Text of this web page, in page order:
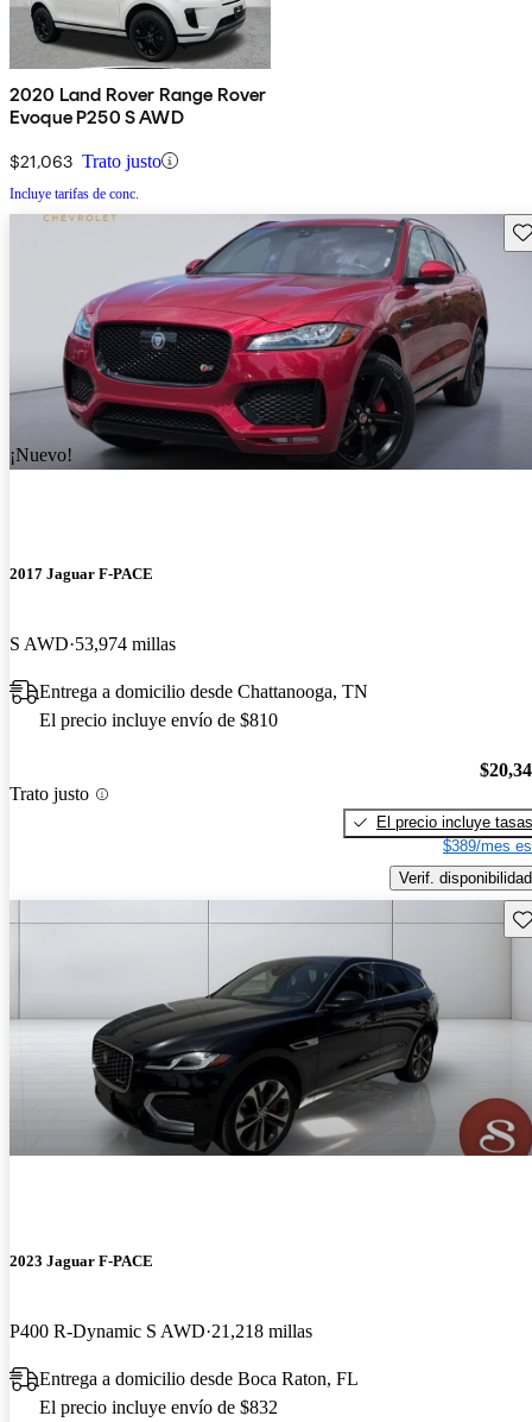
2020 Land Rover Range Rover
Evoque P250 S AWD
$21,063 Trato justo
Incluye tarifas de conc.
¡Nuevo!
2017 Jaguar F-PACE
S AWD 53,974 millas
Entrega a domicilio desde Chattanooga, TN
El precio incluye envío de $810
Trato justo
El precio incluye tasas
$389/mes
Verif. disponibilidad
2023 Jaguar F-PACE
P400 R-Dynamic S AWD 21,218 millas
Entrega a domicilio desde Boca Raton, FL
El precio incluye envío de $832